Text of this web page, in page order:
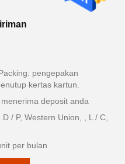
pengepakan
kertas kartun.
deposit anda
/ P, Western Union, , L / C,
per bulan